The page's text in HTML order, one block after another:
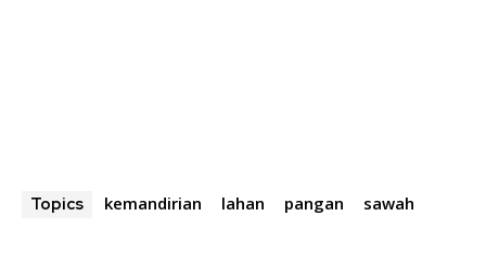
Topics kemandirian lahan pangan sawah